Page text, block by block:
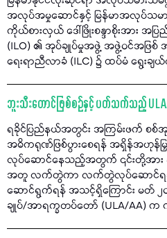
အလုပ်အမှုဆောင်နှင့် မြန်မာအလုပ်သမား
ကိုယ်စားလှယ် ဒေါ်ဖြိုးစန္ဒာစိုးအား
(ILO) ၏ အုပ်ချုပ်မှုအဖွဲ့ အဖွဲ့ဝင်အဖြစ်
ရေးရာညီလာခံ (ILC) ၌ ထပ်မံ ရွေးခ
ဘူးသီးတောင်ဖြစ်စဉ်နှင့် ပတ်သက်သည့်
ရခိုင်ပြည်နယ်အတွင်း အကြမ်းဖက် စစ်အု
အဓိကရုဏ်ဖြစ်ပွားစေရန် အရှိန်အဟုန်မြှ
လုပ်ဆောင်နေသည့်အတွက် ၎င်းတို့အား
အတူ လက်တွဲကာ လက်တွဲလုပ်ဆောင်ရသည့်က
ဆောင်ရွက်ရန် အသင့်ရှိကြောင်း မတ်
ချုပ်/အာရက္ခတပ်တော် (ULA/AA)